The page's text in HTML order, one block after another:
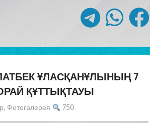
telegram whatsapp
ҰЛАСҚАНҰЛЫНЫҢ 7
ҚҰТТЫҚТАУЫ
, Фотогалерея 750